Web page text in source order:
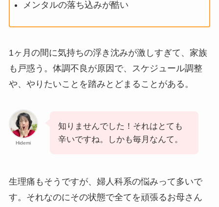
メンタルの落ち込みが酷い
1ヶ月の間に気持ちの浮き沈みが激しすぎて、家族
も戸惑う。体調不良が原因で、スケジュール調整
や、やりたいことを踏みとどまることがある。
Hidemi
知りませんでした！それはとても
辛いですね。しかも毎月なんて。
生理痛もそうですが、婦人科系の悩みって多いで
す。それなのにその状態で全てを頑張るお母さん